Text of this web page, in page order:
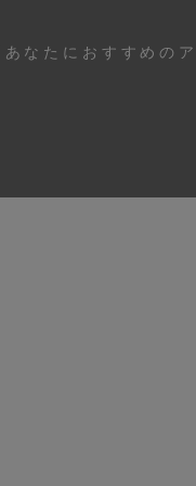
あなたにおすすめの